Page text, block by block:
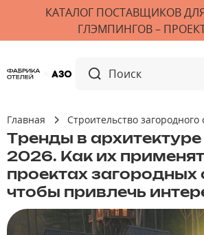
КАТАЛОГ ПОСТАВЩИКОВ
ГЛЭМПИНГОВ –
Главная Строительство
Тренды в
2026. Как их
проектах загородных
чтобы привлечь